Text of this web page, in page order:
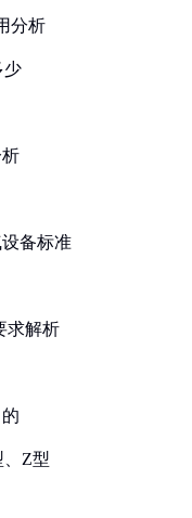
分析
少
备标准
求解析
Z型